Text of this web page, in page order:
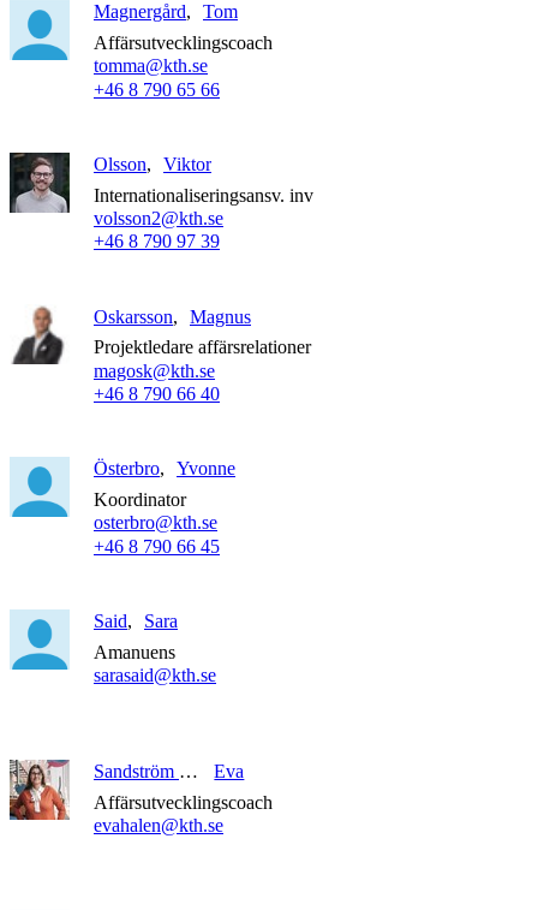
Magnergård
Tom
Affärsutvecklingscoach
tomma@kth.se
+46 8 790 65 66
Olsson
Viktor
Internationaliseringsansv. inv
volsson2@kth.se
+46 8 790 97 39
Oskarsson
Magnus
Projektledare affärsrelationer
magosk@kth.se
+46 8 790 66 40
Österbro
Yvonne
Koordinator
osterbro@kth.se
+46 8 790 66 45
Said
Sara
Amanuens
sarasaid@kth.se
Sandström Halén
Eva
Affärsutvecklingscoach
evahalen@kth.se